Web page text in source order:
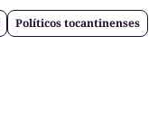
Políticos tocantinenses